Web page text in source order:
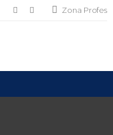
Zona Profes